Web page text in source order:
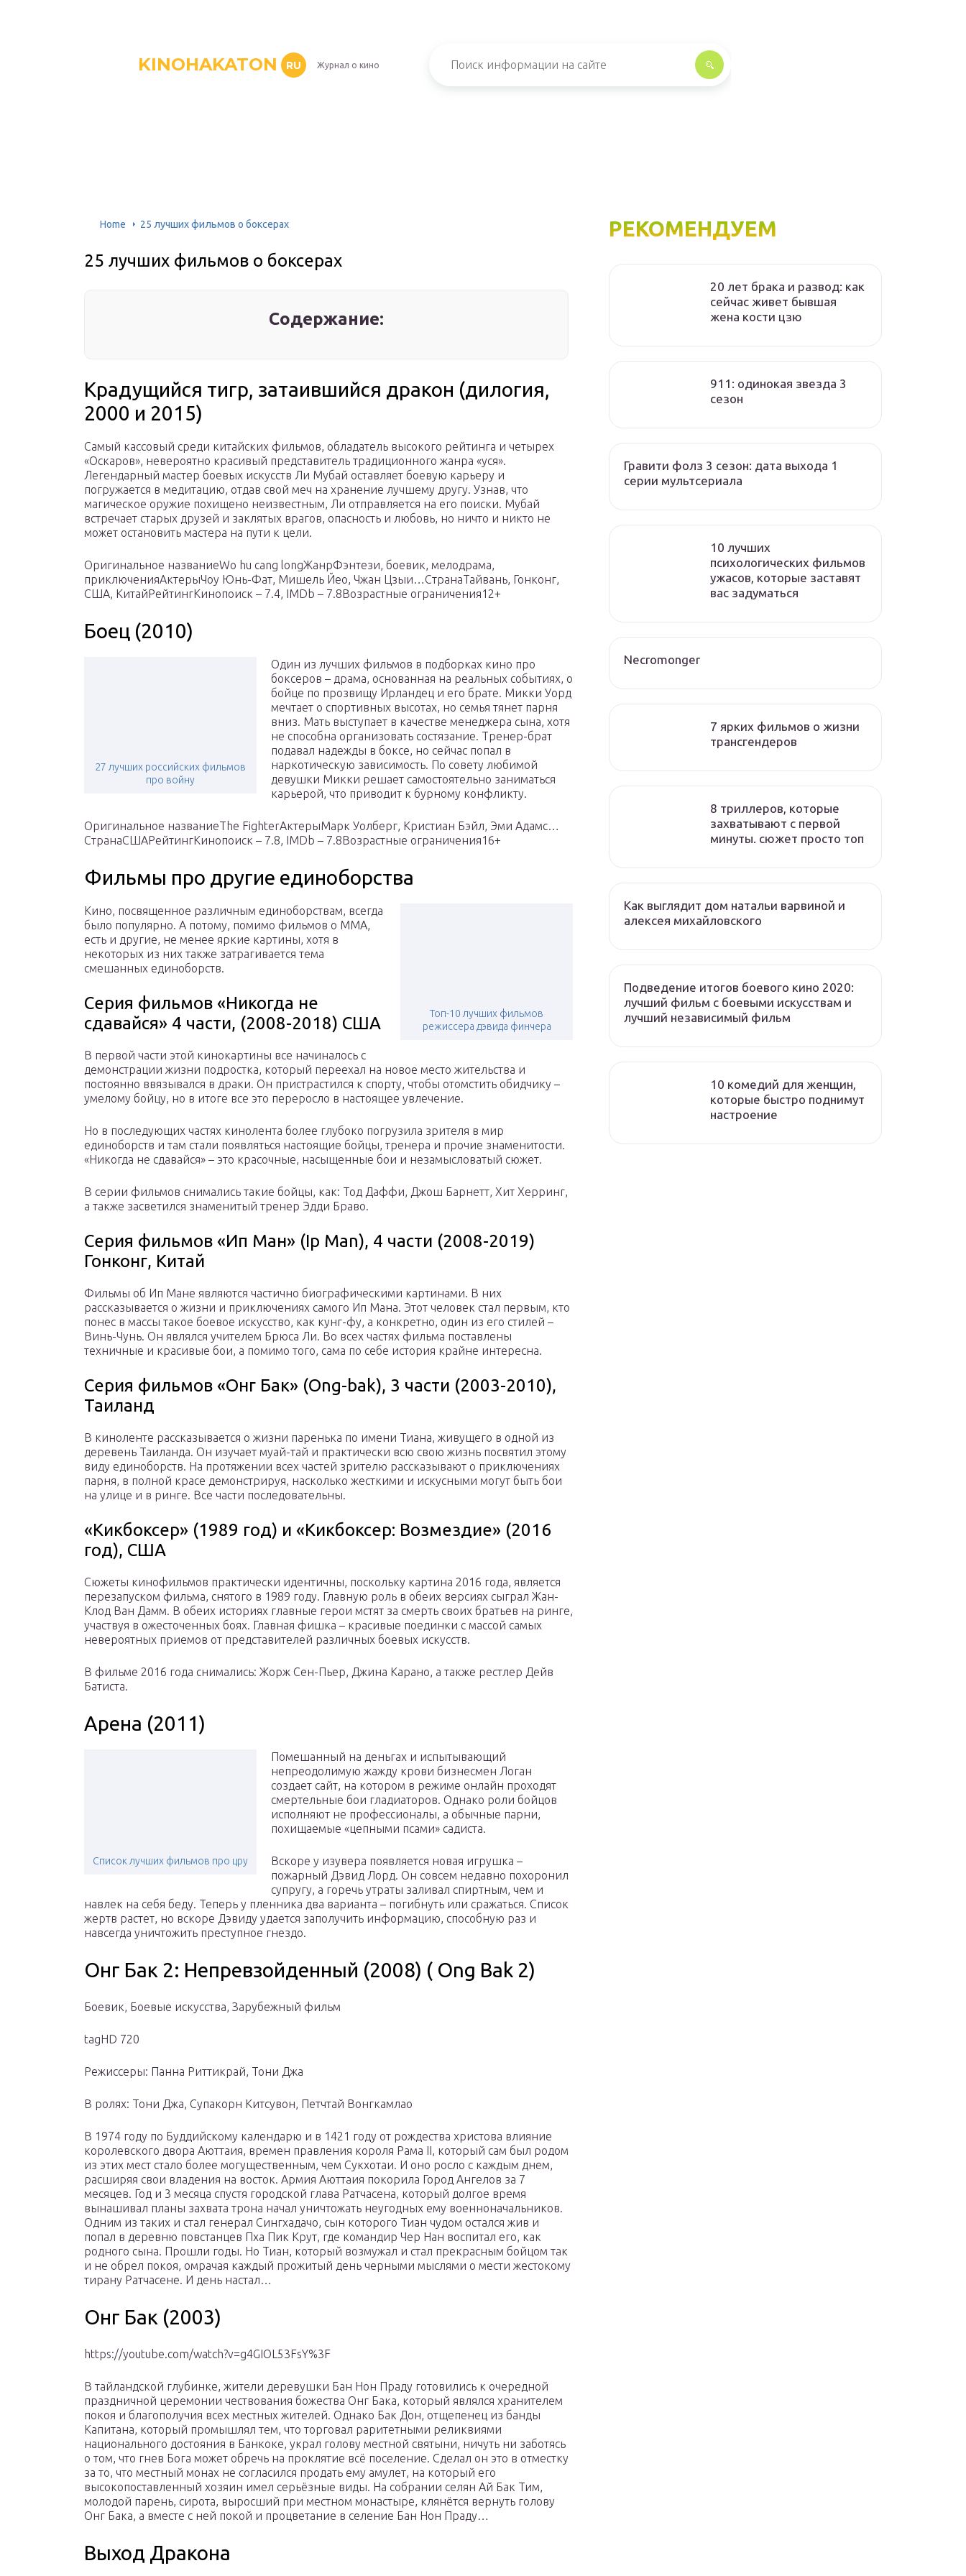
KINOHAKATON RU Журнал о кино
Home 25 лучших фильмов о боксерах
25 лучших фильмов о боксерах
Содержание:
Крадущийся тигр, затаившийся дракон (дилогия,
2000 и 2015)
Самый кассовый среди китайских фильмов, обладатель высокого рейтинга и четырех
«Оскаров», невероятно красивый представитель традиционного жанра «уся».
Легендарный мастер боевых искусств Ли Мубай оставляет боевую карьеру и
погружается в медитацию, отдав свой меч на хранение лучшему другу. Узнав, что
магическое оружие похищено неизвестным, Ли отправляется на его поиски. Мубай
встречает старых друзей и заклятых врагов, опасность и любовь, но ничто и никто не
может остановить мастера на пути к цели.
Оригинальное названиеWo hu cang longЖанрФэнтези, боевик, мелодрама,
приключенияАктерыЧоу Юнь-Фат, Мишель Йео, Чжан Цзыи…СтранаТайвань, Гонконг,
США, КитайРейтингКинопоиск – 7.4, IMDb – 7.8Возрастные ограничения12+
Боец (2010)
27 лучших российских фильмов
про войну
Один из лучших фильмов в подборках кино про
боксеров – драма, основанная на реальных событиях, о
бойце по прозвищу Ирландец и его брате. Микки Уорд
мечтает о спортивных высотах, но семья тянет парня
вниз. Мать выступает в качестве менеджера сына, хотя
не способна организовать состязание. Тренер-брат
подавал надежды в боксе, но сейчас попал в
наркотическую зависимость. По совету любимой
девушки Микки решает самостоятельно заниматься
карьерой, что приводит к бурному конфликту.
Оригинальное названиеThe FighterАктерыМарк Уолберг, Кристиан Бэйл, Эми Адамс…
СтранаСШАРейтингКинопоиск – 7.8, IMDb – 7.8Возрастные ограничения16+
Фильмы про другие единоборства
Топ-10 лучших фильмов
режиссера дэвида финчера
Кино, посвященное различным единоборствам, всегда
было популярно. А потому, помимо фильмов о ММА,
есть и другие, не менее яркие картины, хотя в
некоторых из них также затрагивается тема
смешанных единоборств.
Серия фильмов «Никогда не
сдавайся» 4 части, (2008-2018) США
В первой части этой кинокартины все начиналось с
демонстрации жизни подростка, который переехал на новое место жительства и
постоянно ввязывался в драки. Он пристрастился к спорту, чтобы отомстить обидчику –
умелому бойцу, но в итоге все это переросло в настоящее увлечение.
Но в последующих частях кинолента более глубоко погрузила зрителя в мир
единоборств и там стали появляться настоящие бойцы, тренера и прочие знаменитости.
«Никогда не сдавайся» – это красочные, насыщенные бои и незамысловатый сюжет.
В серии фильмов снимались такие бойцы, как: Тод Даффи, Джош Барнетт, Хит Херринг,
а также засветился знаменитый тренер Эдди Браво.
Серия фильмов «Ип Ман» (Ip Man), 4 части (2008-2019)
Гонконг, Китай
Фильмы об Ип Мане являются частично биографическими картинами. В них
рассказывается о жизни и приключениях самого Ип Мана. Этот человек стал первым, кто
понес в массы такое боевое искусство, как кунг-фу, а конкретно, один из его стилей –
Винь-Чунь. Он являлся учителем Брюса Ли. Во всех частях фильма поставлены
техничные и красивые бои, а помимо того, сама по себе история крайне интересна.
Серия фильмов «Онг Бак» (Ong-bak), 3 части (2003-2010),
Таиланд
В киноленте рассказывается о жизни паренька по имени Тиана, живущего в одной из
деревень Таиланда. Он изучает муай-тай и практически всю свою жизнь посвятил этому
виду единоборств. На протяжении всех частей зрителю рассказывают о приключениях
парня, в полной красе демонстрируя, насколько жесткими и искусными могут быть бои
на улице и в ринге. Все части последовательны.
«Кикбоксер» (1989 год) и «Кикбоксер: Возмездие» (2016
год), США
Сюжеты кинофильмов практически идентичны, поскольку картина 2016 года, является
перезапуском фильма, снятого в 1989 году. Главную роль в обеих версиях сыграл Жан-
Клод Ван Дамм. В обеих историях главные герои мстят за смерть своих братьев на ринге,
участвуя в ожесточенных боях. Главная фишка – красивые поединки с массой самых
невероятных приемов от представителей различных боевых искусств.
В фильме 2016 года снимались: Жорж Сен-Пьер, Джина Карано, а также рестлер Дейв
Батиста.
Арена (2011)
Список лучших фильмов про цру
Помешанный на деньгах и испытывающий
непреодолимую жажду крови бизнесмен Логан
создает сайт, на котором в режиме онлайн проходят
смертельные бои гладиаторов. Однако роли бойцов
исполняют не профессионалы, а обычные парни,
похищаемые «цепными псами» садиста.
Вскоре у изувера появляется новая игрушка –
пожарный Дэвид Лорд. Он совсем недавно похоронил
супругу, а горечь утраты заливал спиртным, чем и
навлек на себя беду. Теперь у пленника два варианта – погибнуть или сражаться. Список
жертв растет, но вскоре Дэвиду удается заполучить информацию, способную раз и
навсегда уничтожить преступное гнездо.
Онг Бак 2: Непревзойденный (2008) ( Ong Bak 2)
Боевик, Боевые искусства, Зарубежный фильм
tagHD 720
Режиссеры: Панна Риттикрай, Тони Джа
В ролях: Тони Джа, Супакорн Китсувон, Петчтай Вонгкамлао
В 1974 году по Буддийскому календарю и в 1421 году от рождества христова влияние
королевского двора Аюттаия, времен правления короля Рама II, который сам был родом
из этих мест стало более могущественным, чем Сукхотаи. И оно росло с каждым днем,
расширяя свои владения на восток. Армия Аюттаия покорила Город Ангелов за 7
месяцев. Год и 3 месяца спустя городской глава Ратчасена, который долгое время
вынашивал планы захвата трона начал уничтожать неугодных ему военноначальников.
Одним из таких и стал генерал Сингхадачо, сын которого Тиан чудом остался жив и
попал в деревню повстанцев Пха Пик Крут, где командир Чер Нан воспитал его, как
родного сына. Прошли годы. Но Тиан, который возмужал и стал прекрасным бойцом так
и не обрел покоя, омрачая каждый прожитый день черными мыслями о мести жестокому
тирану Ратчасене. И день настал…
Онг Бак (2003)
https://youtube.com/watch?v=g4GIOL53FsY%3F
В тайландской глубинке, жители деревушки Бан Нон Праду готовились к очередной
праздничной церемонии чествования божества Онг Бака, который являлся хранителем
покоя и благополучия всех местных жителей. Однако Бак Дон, отщепенец из банды
Капитана, который промышлял тем, что торговал раритетными реликвиями
национального достояния в Банкоке, украл голову местной святыни, ничуть ни заботясь
о том, что гнев Бога может обречь на проклятие всё поселение. Сделал он это в отместку
за то, что местный монах не согласился продать ему амулет, на который его
высокопоставленный хозяин имел серьёзные виды. На собрании селян Ай Бак Тим,
молодой парень, сирота, выросший при местном монастыре, клянётся вернуть голову
Онг Бака, а вместе с ней покой и процветание в селение Бан Нон Праду…
Выход Дракона
РЕКОМЕНДУЕМ
20 лет брака и развод: как
сейчас живет бывшая
жена кости цзю
911: одинокая звезда 3
сезон
Гравити фолз 3 сезон: дата выхода 1
серии мультсериала
10 лучших
психологических фильмов
ужасов, которые заставят
вас задуматься
Necromonger
7 ярких фильмов о жизни
трансгендеров
8 триллеров, которые
захватывают с первой
минуты. сюжет просто топ
Как выглядит дом натальи варвиной и
алексея михайловского
Подведение итогов боевого кино 2020:
лучший фильм с боевыми искусствам и
лучший независимый фильм
10 комедий для женщин,
которые быстро поднимут
настроение